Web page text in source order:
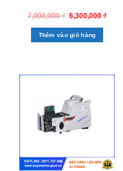
7,000,000₫ 6,300,000 ₫
Thêm vào giỏ hàng